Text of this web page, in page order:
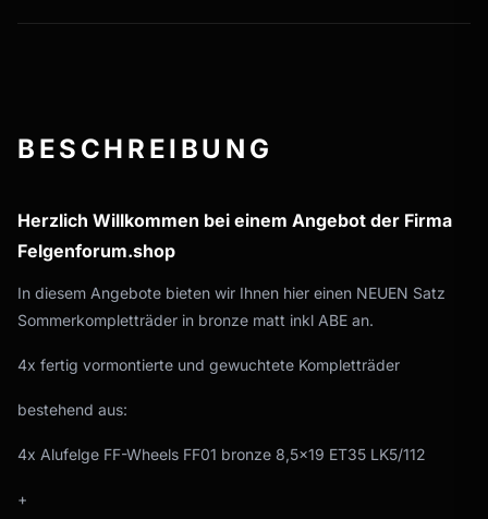
BESCHREIBUNG
Herzlich Willkommen bei einem Angebot der Firma
Felgenforum.shop
In diesem Angebote bieten wir Ihnen hier einen NEUEN Satz
Sommerkompletträder in bronze matt inkl ABE an.
4x fertig vormontierte und gewuchtete Kompletträder
bestehend aus:
4x Alufelge FF-Wheels FF01 bronze 8,5x19 ET35 LK5/112
+